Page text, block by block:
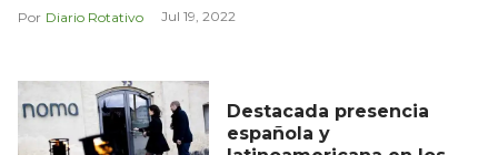
Diario Rotativo Jul 19, 2022
Destacada presencia
española y